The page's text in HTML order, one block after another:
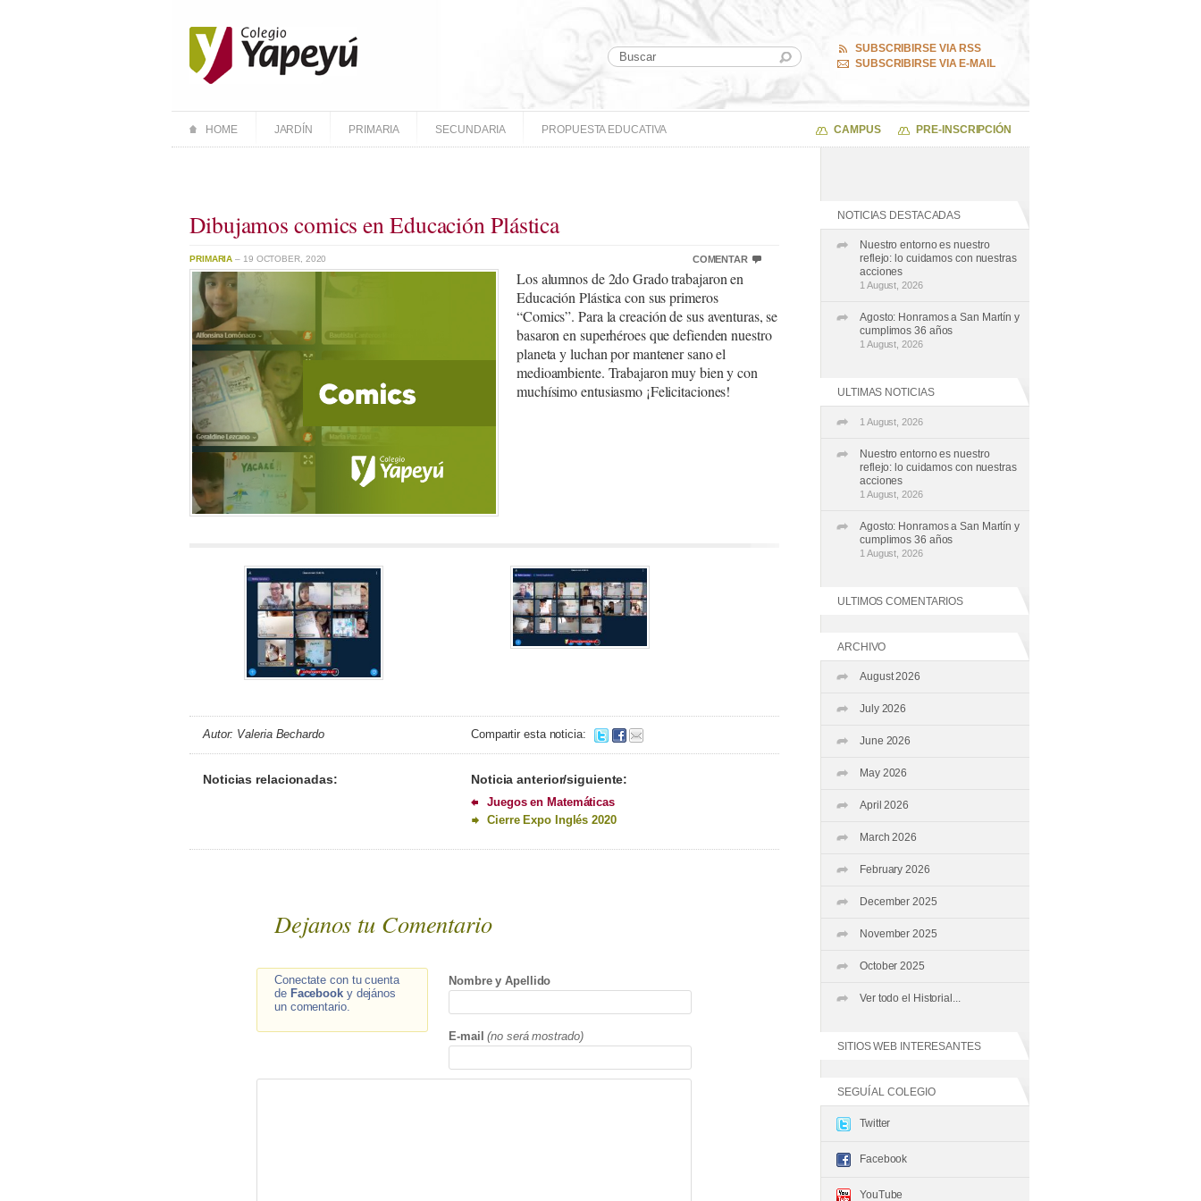
SUBSCRIBIRSE VIA RSS
SUBSCRIBIRSE VIA E-MAIL
HOME JARDÍN PRIMARIA SECUNDARIA PROPUESTA EDUCATIVA CAMPUS PRE-INSCRIPCIÓN
Dibujamos comics en Educación Plástica
PRIMARIA – 19 OCTOBER, 2020 COMENTAR
Los alumnos de 2do Grado trabajaron en
Educación Plástica con sus primeros
“Comics”. Para la creación de sus aventuras, se
basaron en superhéroes que defienden nuestro
planeta y luchan por mantener sano el
medioambiente. Trabajaron muy bien y con
muchísimo entusiasmo ¡Felicitaciones!
Autor: Valeria Bechardo Compartir esta noticia:
Noticias relacionadas: Noticia anterior/siguiente:
Juegos en Matemáticas
Cierre Expo Inglés 2020
Dejanos tu Comentario
Conectate con tu cuenta
de Facebooky dejános
un comentario.
Nombre y Apellido
E-mail (no será mostrado)
NOTICIAS DESTACADAS
Nuestro entorno es nuestro
reflejo: lo cuidamos con nuestras
acciones
1 August, 2026
Agosto: Honramos a San Martín y
cumplimos 36 años
1 August, 2026
ULTIMAS NOTICIAS
1 August, 2026
Nuestro entorno es nuestro
reflejo: lo cuidamos con nuestras
acciones
1 August, 2026
Agosto: Honramos a San Martín y
cumplimos 36 años
1 August, 2026
ULTIMOS COMENTARIOS
ARCHIVO
August 2026
July 2026
June 2026
May 2026
April 2026
March 2026
February 2026
December 2025
November 2025
October 2025
Ver todo el Historial...
SITIOS WEB INTERESANTES
SEGUÍ AL COLEGIO
Twitter
Facebook
YouTube